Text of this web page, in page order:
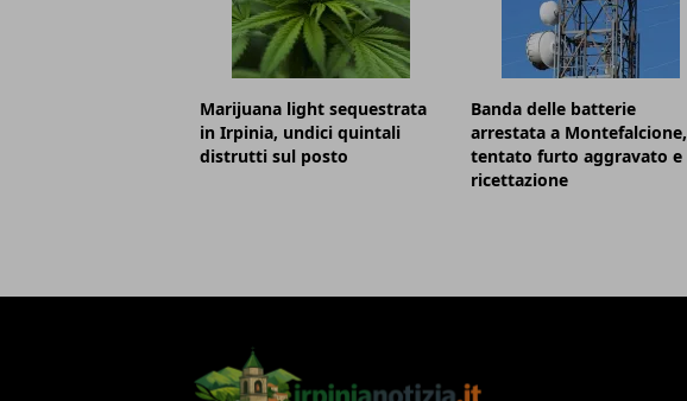
Marijuana light sequestrata
in Irpinia, undici quintali
distrutti sul posto
Banda delle batterie
arrestata a Montefalcione,
tentato furto aggravato e
ricettazione